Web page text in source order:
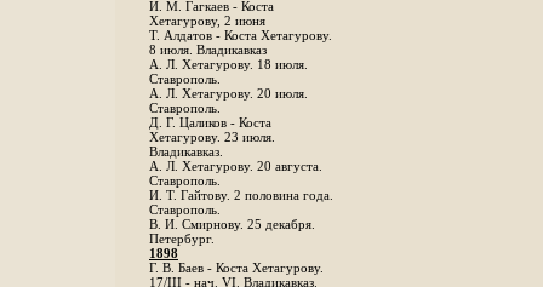
И. М. Гагкаев - Коста
Хетагурову, 2 июня
Т. Алдатов - Коста Хетагурову.
8 июля. Владикавказ
А. Л. Хетагурову. 18 июля.
Ставрополь.
А. Л. Хетагурову. 20 июля.
Ставрополь.
Д. Г. Цаликов - Коста
Хетагурову. 23 июля.
Владикавказ.
А. Л. Хетагурову. 20 августа.
Ставрополь.
И. Т. Гайтову. 2 половина года.
Ставрополь.
В. И. Смирнову. 25 декабря.
Петербург.
1898
Г. В. Баев - Коста Хетагурову.
17/III - нач. VI. Владикавказ.